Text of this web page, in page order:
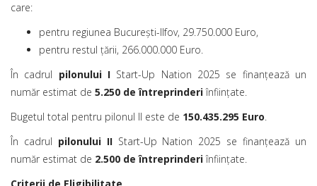
care:
pentru regiunea București-Ilfov, 29.750.000 Euro,
pentru restul țării, 266.000.000 Euro.
În cadrul pilonului I Start-Up Nation 2025 se finanțează un
număr estimat de 5.250 de întreprinderiînființate.
Bugetul total pentru pilonul II este de 150.435.295 Euro.
În cadrul pilonului IIStart-Up Nation 2025 se finanțează un
număr estimat de 2.500 de întreprinderiînființate.